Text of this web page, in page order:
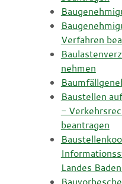
Verfahren
nehmen
Baustellen
-
beantragen
Landes